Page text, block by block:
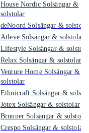
House Nordic Solsängar &
solstolar
deNoord Solsängar &
Atleve Solsängar & solstolar
Lifestyle Solsängar &
Relax Solsängar & solstolar
Venture Home Solsängar &
solstolar
Ethnicraft Solsängar &
Jotex Solsängar & solstolar
Brunner Solsängar & solstolar
Crespo Solsängar & solstolar